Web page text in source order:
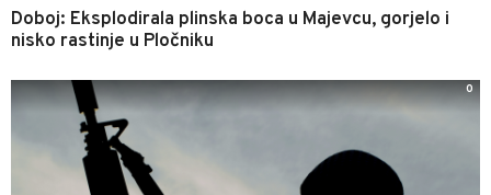
Doboj: Eksplodirala plinska boca u Majevcu, gorjelo i
nisko rastinje u Pločniku
0